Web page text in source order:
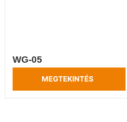
WG-05
MEGTEKINTÉS